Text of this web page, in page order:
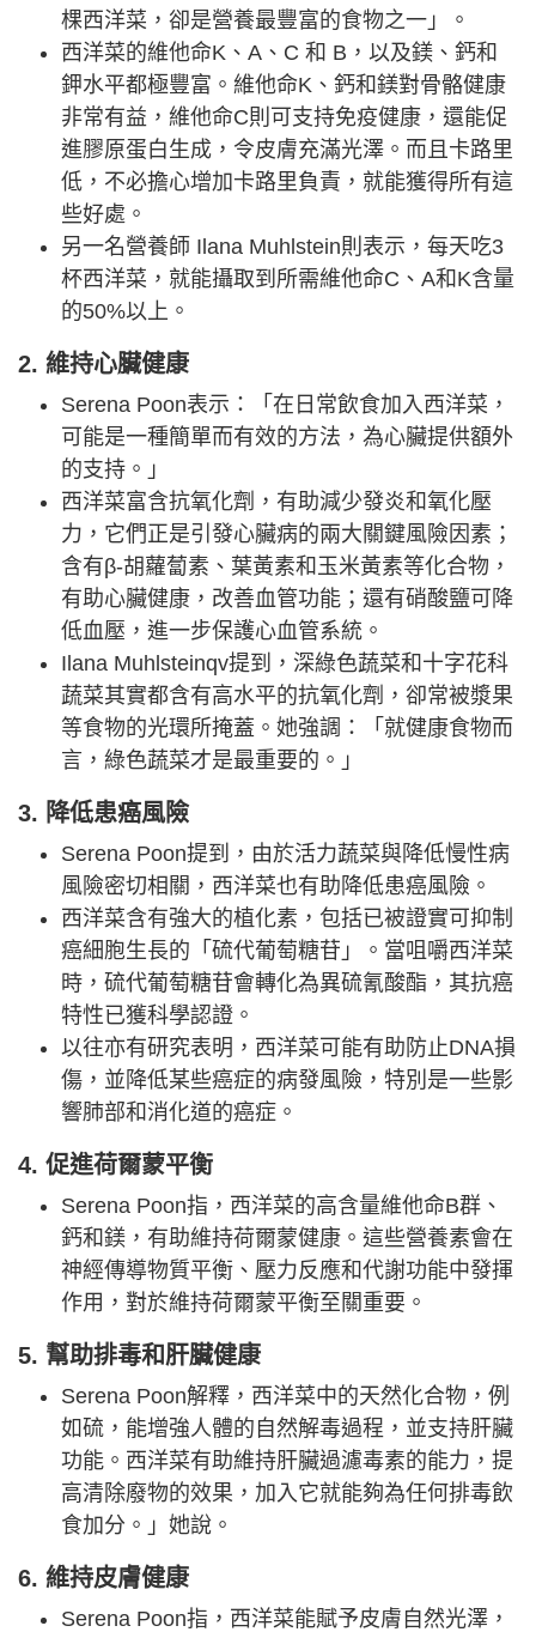
棵西洋菜，卻是營養最豐富的食物之一」。
西洋菜的維他命K、A、C 和 B，以及鎂、鈣和
鉀水平都極豐富。維他命K、鈣和鎂對骨骼健康
非常有益，維他命C則可支持免疫健康，還能促
進膠原蛋白生成，令皮膚充滿光澤。而且卡路里
低，不必擔心增加卡路里負責，就能獲得所有這
些好處。
另一名營養師 Ilana Muhlstein則表示，每天吃3
杯西洋菜，就能攝取到所需維他命C、A和K含量
的50%以上。
2. 維持心臟健康
Serena Poon表示：「在日常飲食加入西洋菜，
可能是一種簡單而有效的方法，為心臟提供額外
的支持。」
西洋菜富含抗氧化劑，有助減少發炎和氧化壓
力，它們正是引發心臟病的兩大關鍵風險因素；
含有β-胡蘿蔔素、葉黃素和玉米黃素等化合物，
有助心臟健康，改善血管功能；還有硝酸鹽可降
低血壓，進一步保護心血管系統。
Ilana Muhlsteinqv提到，深綠色蔬菜和十字花科
蔬菜其實都含有高水平的抗氧化劑，卻常被漿果
等食物的光環所掩蓋。她強調：「就健康食物而
言，綠色蔬菜才是最重要的。」
3. 降低患癌風險
Serena Poon提到，由於活力蔬菜與降低慢性病
風險密切相關，西洋菜也有助降低患癌風險。
西洋菜含有強大的植化素，包括已被證實可抑制
癌細胞生長的「硫代葡萄糖苷」。當咀嚼西洋菜
時，硫代葡萄糖苷會轉化為異硫氰酸酯，其抗癌
特性已獲科學認證。
以往亦有研究表明，西洋菜可能有助防止DNA損
傷，並降低某些癌症的病發風險，特別是一些影
響肺部和消化道的癌症。
4. 促進荷爾蒙平衡
Serena Poon指，西洋菜的高含量維他命B群、
鈣和鎂，有助維持荷爾蒙健康。這些營養素會在
神經傳導物質平衡、壓力反應和代謝功能中發揮
作用，對於維持荷爾蒙平衡至關重要。
5. 幫助排毒和肝臟健康
Serena Poon解釋，西洋菜中的天然化合物，例
如硫，能增強人體的自然解毒過程，並支持肝臟
功能。西洋菜有助維持肝臟過濾毒素的能力，提
高清除廢物的效果，加入它就能夠為任何排毒飲
食加分。」她說。
6. 維持皮膚健康
Serena Poon指，西洋菜能賦予皮膚自然光澤，